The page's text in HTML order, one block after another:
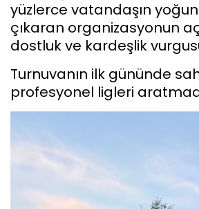
yüzlerce vatandaşın
çıkaran organizasyonun
dostluk ve kardeşlik
Turnuvanın ilk gününde
profesyonel ligleri